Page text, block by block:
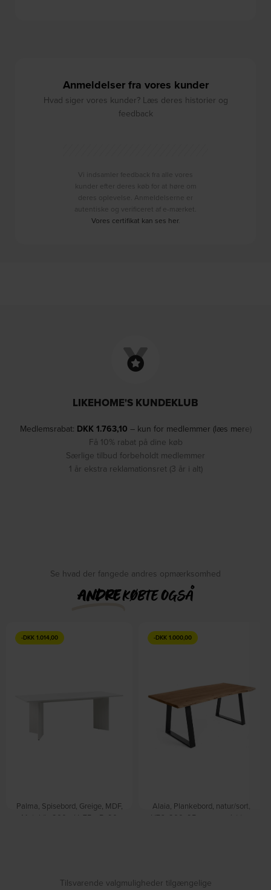
Anmeldelser fra vores kunder
Hvad siger vores kunder? Læs deres historier og
feedback
Vi indsamler feedback fra alle vores
kunder efter deres køb for at høre om
deres oplevelse. Anmeldelserne er
autentiske og verificeret af e-mærket.
Vores certifikat kan ses her.
LIKEHOME'S KUNDEKLUB
Medlemsrabat: DKK1.763,10 – kun for medlemmer (læs mere)
Få 10% rabat på dine køb
Særlige tilbud forbeholdt medlemmer
1 år ekstra reklamationsret (3 år i alt)
Se hvad der fangede andres opmærksomhed
ANDREKØBTE OGSÅ
-DKK 1.014,00
Palma, Spisebord, Greige, MDF,
Metal (L: 200 x H: 75 x B: 90
-DKK 1.000,00
Alaia, Plankebord, natur/sort,
H76x200x95 cm, massivt træ
Tilsvarende valgmuligheder tilgængelige